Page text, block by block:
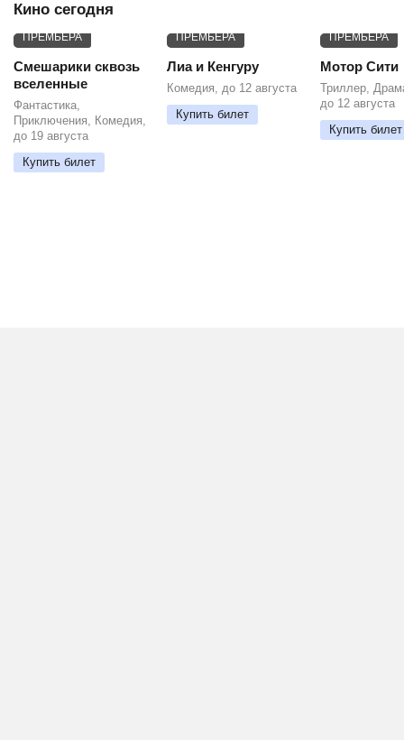
Кино сегодня
ПРЕМЬЕРА
Смешарики сквозь
вселенные
Фантастика,
Приключения, Комедия,
до 19 августа
Купить билет
ПРЕМЬЕРА
Лиа и Кенгуру
Комедия, до 12 августа
Купить билет
ПРЕМЬЕРА
Мотор Сити
Триллер,
до 12 августа
Купить билет